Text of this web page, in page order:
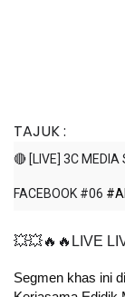
TAJUK :
🔴 [LIVE] 3C MEDIA
FACEBOOK #06
💥💥🔥🔥LIVE
Segmen khas ini